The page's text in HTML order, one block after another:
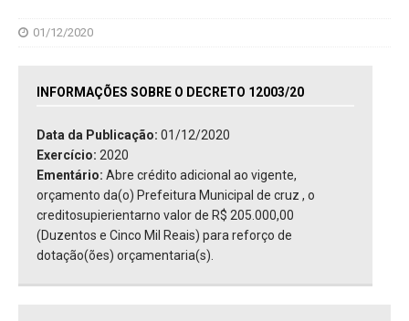
01/12/2020
INFORMAÇÕES SOBRE O DECRETO 12003/20
Data da Publicação: 01/12/2020
Exercício: 2020
Ementário: Abre crédito adicional ao vigente,
orçamento da(o) Prefeitura Municipal de cruz , o
creditosupierientarno valor de R$ 205.000,00
(Duzentos e Cinco Mil Reais) para reforço de
dotação(ões) orçamentaria(s).